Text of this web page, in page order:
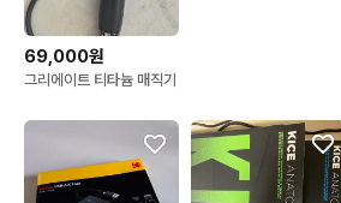
69,000원
그리에이트 티타늄 매직기